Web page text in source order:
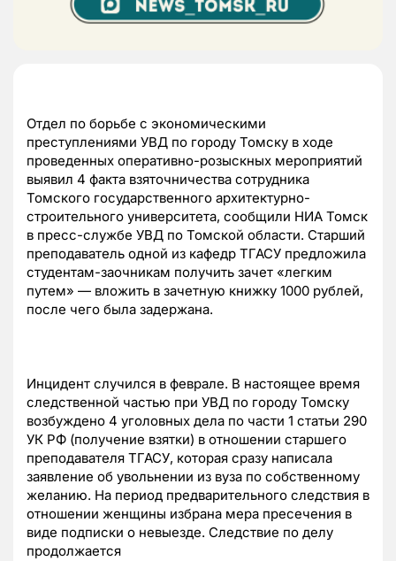
Отдел по борьбе с экономическими
преступлениями УВД по городу Томску в ходе
проведенных оперативно-розыскных мероприятий
выявил 4 факта взяточничества сотрудника
Томского государственного архитектурно-
строительного университета, сообщили НИА Томск
в пресс-службе УВД по Томской области. Старший
преподаватель одной из кафедр ТГАСУ предложила
студентам-заочникам получить зачет «легким
путем» — вложить в зачетную книжку 1000 рублей,
после чего была задержана.
Инцидент случился в феврале. В настоящее время
следственной частью при УВД по городу Томску
возбуждено 4 уголовных дела по части 1 статьи 290
УК РФ (получение взятки) в отношении старшего
преподавателя ТГАСУ, которая сразу написала
заявление об увольнении из вуза по собственному
желанию. На период предварительного следствия в
отношении женщины избрана мера пресечения в
виде подписки о невыезде. Следствие по делу
продолжается